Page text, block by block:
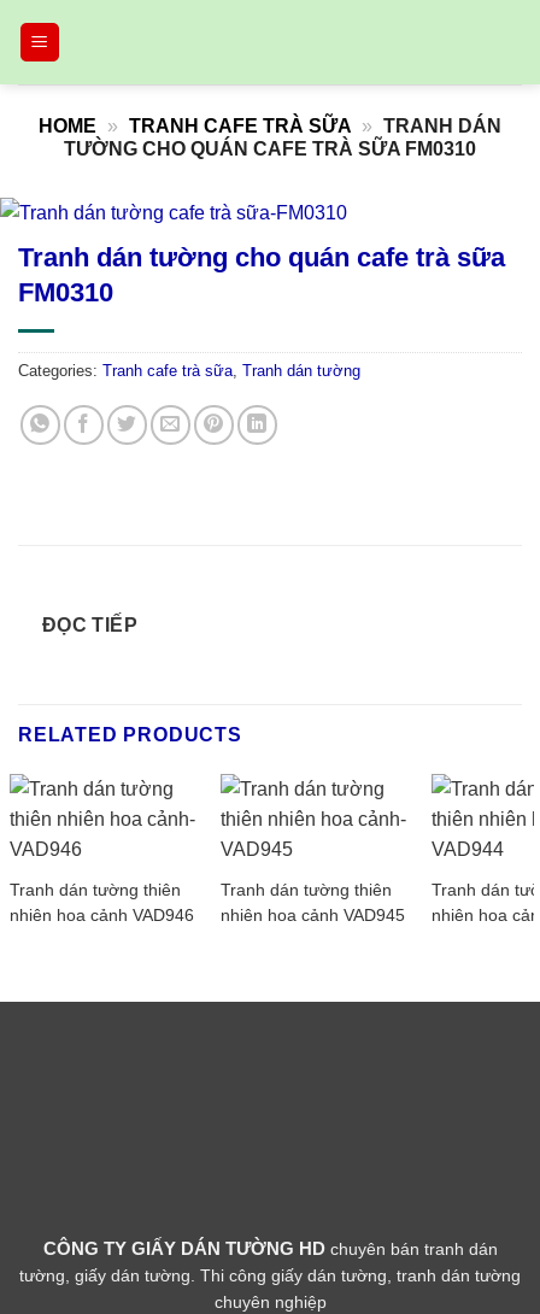
HOME » TRANH CAFE TRÀ SỮA » TRANH DÁN
TƯỜNG CHO QUÁN CAFE TRÀ SỮA FM0310
Tranh dán tường cho quán cafe trà sữa
FM0310
Categories: Tranh cafe trà sữa, Tranh dán tường
ĐỌC TIẾP
RELATED PRODUCTS
Tranh dán tường thiên
nhiên hoa cảnh VAD946
Tranh dán tường thiên
nhiên hoa cảnh VAD945
Tranh dán
nhiên hoa
CÔNG TY GIẤY DÁN TƯỜNG HD chuyên bán tranh dán
tường, giấy dán tường. Thi công giấy dán tường, tranh dán tường
chuyên nghiệp